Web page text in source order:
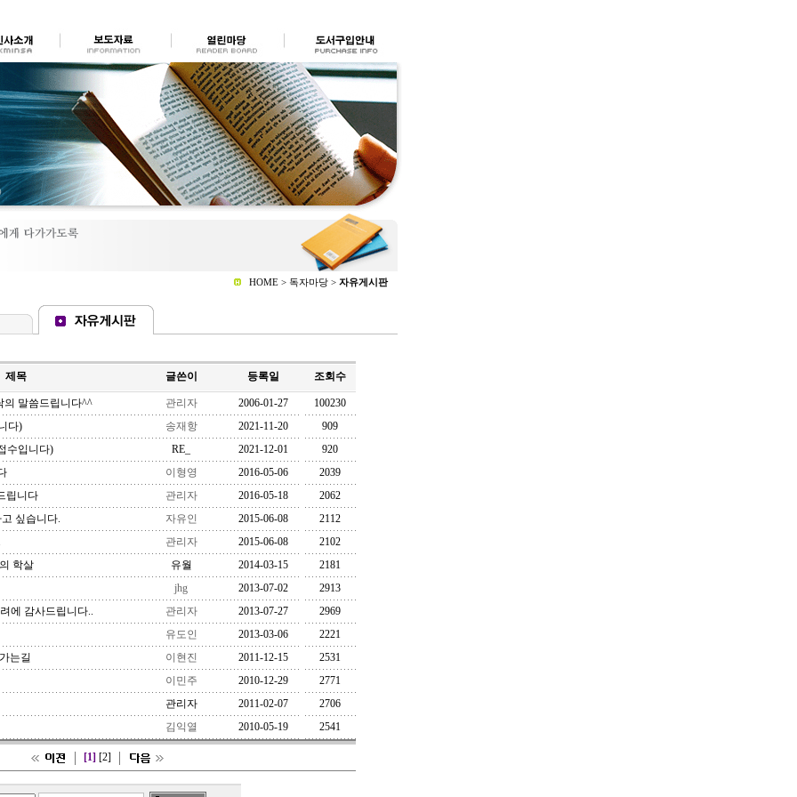
HOME > 독자마당 > 자유게시판
제목 글쓴이 등록일 조회수
의 말씀드립니다^^ 관리자 2006-01-27
100230
다)
송재항 2021-11-20
909
수입니다)
RE_ 2021-12-01
920
이형영 2016-05-06
2039
립니다
관리자 2016-05-18
2062
싶습니다.
자유인 2015-06-08
2112
관리자 2015-06-08
2102
학살
유월 2014-03-15
2181
jhg
2013-07-02
2913
에 감사드립니다..
관리자 2013-07-27
2969
유도인
2013-03-06
2221
는길
이현진 2011-12-15
2531
이민주
2010-12-29
2771
관리자
2011-02-07
2706
김익열
2010-05-19 2541
[1] [2]